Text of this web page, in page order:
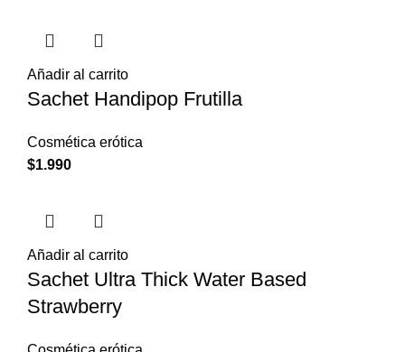
Añadir al carrito
Sachet Handipop Frutilla
Cosmética erótica
$1.990
Añadir al carrito
Sachet Ultra Thick Water Based
Strawberry